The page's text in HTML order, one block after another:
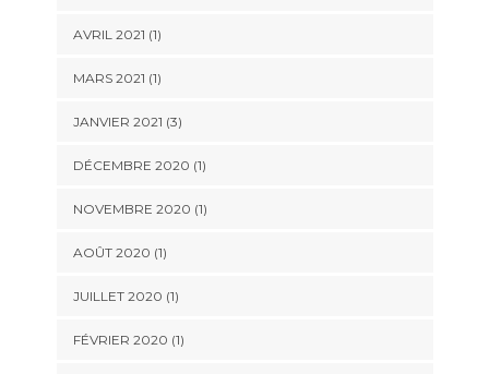
AVRIL 2021 (1)
MARS 2021 (1)
JANVIER 2021 (3)
DÉCEMBRE 2020 (1)
NOVEMBRE 2020 (1)
AOÛT 2020 (1)
JUILLET 2020 (1)
FÉVRIER 2020 (1)